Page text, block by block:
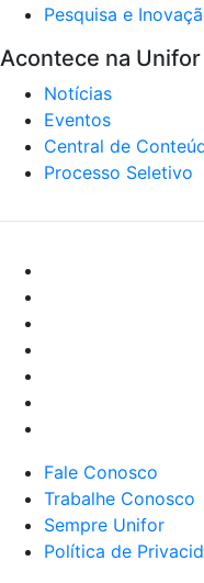
Pesquisa e
Acontece na Unifor
Notícias
Eventos
Central de
Processo Seletivo
Fale Conosco
Trabalhe Conosco
Sempre Unifor
Política de